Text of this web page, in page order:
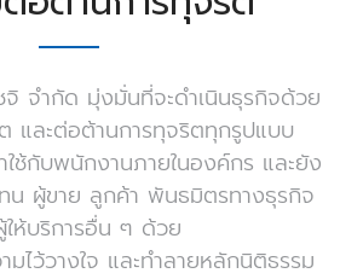
จิ จำกัด มุ่งมั่นที่จะดำเนินธุรกิจด้วย
และต่อต้านการทุจริตทุกรูปแบบ
ใช้กับพนักงานภายในองค์กร และยัง
น ผู้ขาย ลูกค้า พันธมิตรทางธุรกิจ
ให้บริการอื่น ๆ ด้วย
ไว้วางใจ และทำลายหลักนิติธรรม